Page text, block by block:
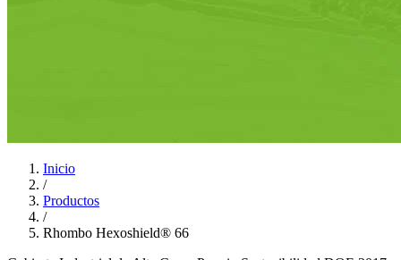
Inicio
/
Productos
/
Rhombo Hexoshield® 66